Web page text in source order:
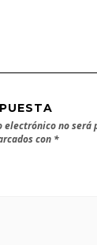
electrónico no será
con *